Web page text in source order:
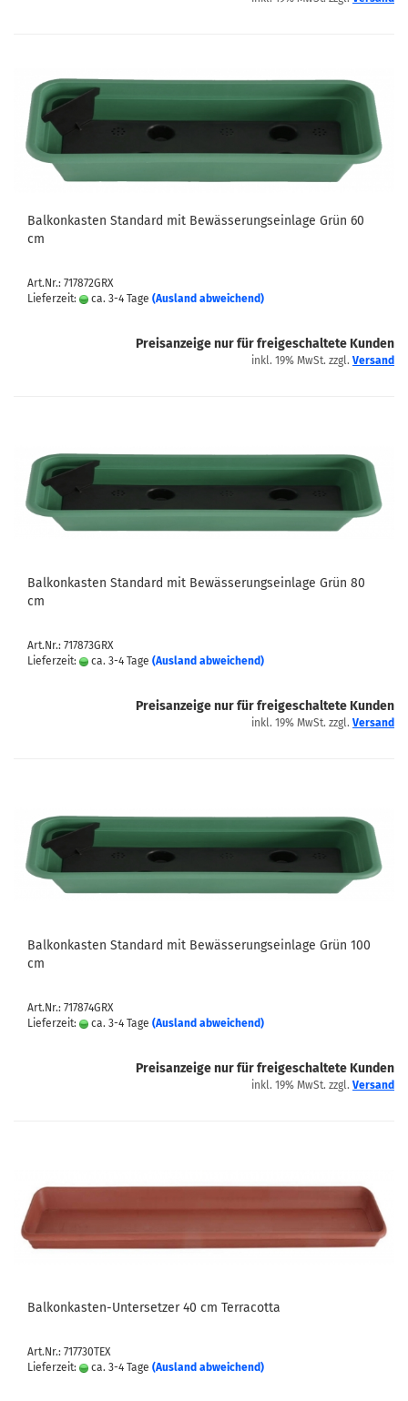
Balkonkasten Standard mit Bewässerungseinlage Grün 60
cm
Art.Nr.: 717872GRX
Lieferzeit:
ca. 3-4 Tage (Ausland abweichend)
Preisanzeige nur für freigeschaltete Kunden
inkl. 19% MwSt. zzgl. Versand
Balkonkasten Standard mit Bewässerungseinlage Grün 80
cm
Art.Nr.: 717873GRX
Lieferzeit:
ca. 3-4 Tage (Ausland abweichend)
Preisanzeige nur für freigeschaltete Kunden
inkl. 19% MwSt. zzgl. Versand
Balkonkasten Standard mit Bewässerungseinlage Grün 100
cm
Art.Nr.: 717874GRX
Lieferzeit:
ca. 3-4 Tage (Ausland abweichend)
Preisanzeige nur für freigeschaltete Kunden
inkl. 19% MwSt. zzgl. Versand
Balkonkasten-Untersetzer 40 cm Terracotta
Art.Nr.: 717730TEX
Lieferzeit:
ca. 3-4 Tage (Ausland abweichend)